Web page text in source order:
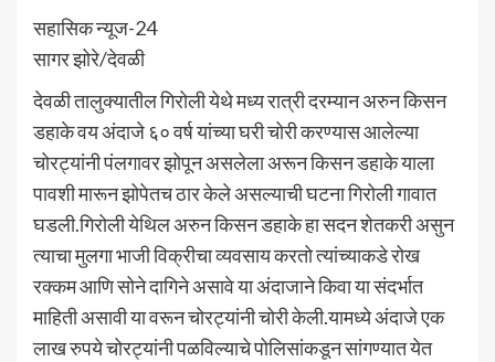
सहासिक न्यूज-24
सागर झोरे/देवळी
देवळी तालुक्यातील गिरोली येथे मध्य रात्री दरम्यान अरुन किसन
डहाके वय अंदाजे ६० वर्ष यांच्या घरी चोरी करण्यास आलेल्या
चोरट्यांनी पंलगावर झोपून असलेला अरून किसन डहाके याला
पावशी मारून झोपेतच ठार केले असल्याची घटना गिरोली गावात
घडली.गिरोली येथिल अरुन किसन डहाके हा सदन शेतकरी असुन
त्याचा मुलगा भाजी विक्रीचा व्यवसाय करतो त्यांच्याकडे रोख
रक्कम आणि सोने दागिने असावे या अंदाजाने किवा या संदर्भात
माहिती असावी या वरून चोरट्यांनी चोरी केली.यामध्ये अंदाजे एक
लाख रुपये चोरट्यांनी पळविल्याचे पोलिसांकडून सांगण्यात येत